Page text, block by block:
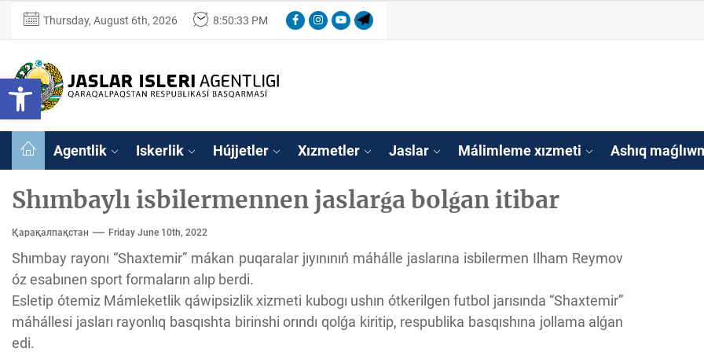
Open toolbar
content
Thursday, August 6th, 2026 8:50:34 PM FacebookInstagram
YoutubeTelegram
Qaraqalpaqstan
Respublikası
Ózbekstan jaslar isleri agentligi
Agentlik Iskerlik Hújjetler Xızmetler Jaslar Málimleme xızmeti Ashıq
Shımbaylı isbilermennen jaslarǵa bolǵan itibar
Қарақалпақстан Friday June 10th, 2022
Shımbay rayonı “Shaxtemir” mákan puqaralar jıyınınıń máhálle jaslarına isbilermen Ilham Reymov
óz esabınen sport formaların alıp berdi.
Esletip ótemiz Mámleketlik qáwipsizlik xizmeti kubogı ushın ótkerilgen futbol jarısında “Shaxtemir”
máhállesi jasları rayonlıq basqıshta birinshi orındı qolǵa kiritip, respublika basqıshına jollama alǵan
edi.